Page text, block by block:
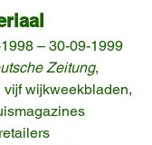
– 30-09-1999
Zeitung,
vijf wijkweekbladen,